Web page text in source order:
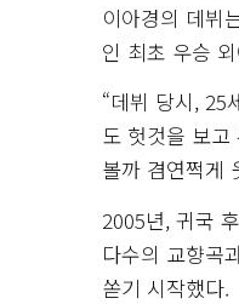
이아경의 데뷔
인 최초 우승
“데뷔 당시, 25
도 헛것을 보
볼까 겸연쩍게
2005년, 귀국
다수의 교향곡
쏟기 시작했다.